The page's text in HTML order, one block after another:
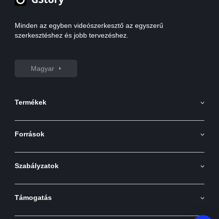
Minden az egyben videószerkesztő az egyszerű
szerkesztéshez és jobb tervezéshez.
Magyar
Termékek
AI Képgenerátor
AI képről videóra
AI videó generátor
Videó Fordító
Videó Vízjel Eltávolító
Források
API
Blog
Szabályzatok
Általános Szerződési Feltételek
Adatvédelmi Szabályzat
Támogatás
Rólunk